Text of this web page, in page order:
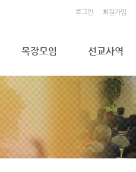
로그인 회원가입
목장모임 선교사역